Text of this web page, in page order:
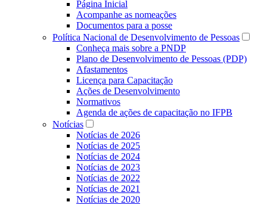
Página Inicial
Acompanhe as nomeações
Documentos para a posse
Política Nacional de Desenvolvimento de Pessoas
Conheça mais sobre a PNDP
Plano de Desenvolvimento de Pessoas (PDP)
Afastamentos
Licença para Capacitação
Ações de Desenvolvimento
Normativos
Agenda de ações de capacitação no IFPB
Notícias
Notícias de 2026
Notícias de 2025
Notícias de 2024
Notícias de 2023
Notícias de 2022
Notícias de 2021
Notícias de 2020